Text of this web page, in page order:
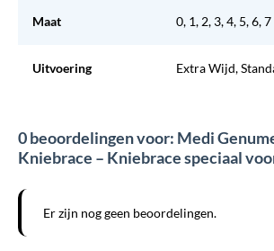
Maat 0, 1, 2, 3, 4, 5, 6, 7
Uitvoering Extra Wijd,
0 beoordelingen voor: Medi
Kniebrace – Kniebrace speciaal
Er zijn nog geen beoordelingen.